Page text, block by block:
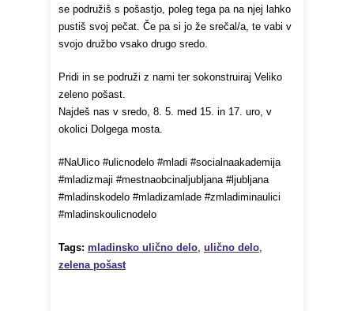
se podružiš s pošastjo, poleg tega pa na njej lahko
pustiš svoj pečat. Če pa si jo že srečal/a, te vabi v
svojo družbo vsako drugo sredo.
Pridi in se podruži z nami ter sokonstruiraj Veliko
zeleno pošast.
Najdeš nas v sredo, 8. 5. med 15. in 17. uro, v
okolici Dolgega mosta.
#NaUlico #ulicnodelo #mladi #socialnaakademija
#mladizmaji #mestnaobcinaljubljana #ljubljana
#mladinskodelo #mladizamlade #zmladiminaulici
#mladinskoulicnodelo
Tags: mladinsko ulično delo, ulično delo,
zelena pošast